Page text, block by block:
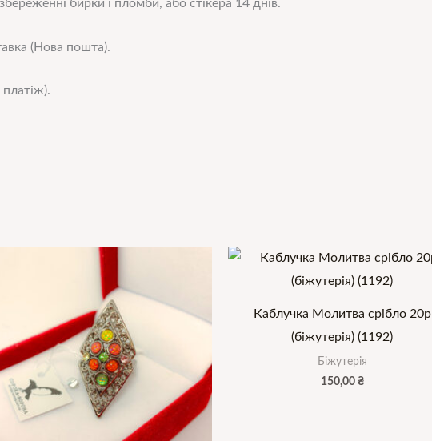
бирки і пломби, або стікера 14 днів.
(Нова пошта).
Каблучка Молитва срібло 20р
(біжутерія) (1192)
Біжутерія
150,00 ₴